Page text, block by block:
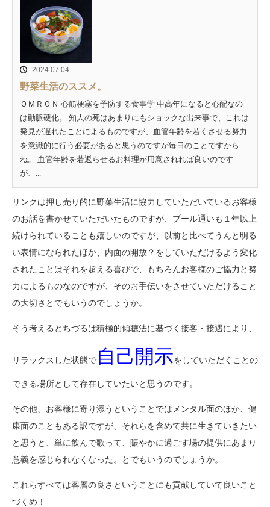
2024.07.04
野菜生活のススメ。
ＯＭＲＯＮ 心筋梗塞を予防する食事学 中高年になると心配なの
は動脈硬化。 知人の死はあまりにもショックな出来事で、これは
発見が遅れたことによるものですが、血管年齢を若くさせる努力
を意識的に行う必要があると思うのですが毎日のことですから
ね。 血管年齢を若返らせるお料理が用意されれば良いのです
が、...
リンクは押し売り的に野菜生活に協力していただいているお客様
のお話を書かせていただいたものですが、プール通いも１年以上
続けられていることも嬉しいのですが、以前と比べてうんと明る
い表情になられたほか、内面の開放？をしていただけるよう変化
されたことはそれを超える喜びで、もちろんお客様のご協力と努
力によるものなのですが、そのお手伝いをさせていただけること
の大切さとでもいうのでしょうか。
そう考えるとちづるは積極的傾聴法に基づく接客・接遇により、
リラックスした状態で 自己開示をしていただくことの
できる場所として存在していたいと思うのです。
その他、お客様に寄り添うということではメンタル面のほか、健
康面のこともある訳ですが、それらを含めて共に生きていきたい
と思うと、単に飲んで歌って、賑やかに過ごす場の提供にあまり
意義を感じられなくなった。とでもいうのでしょうか。
これらすべては客層の良さということにも貢献していて良いこと
づくめ！